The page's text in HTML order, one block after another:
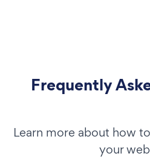
Frequently
Learn more about how
your